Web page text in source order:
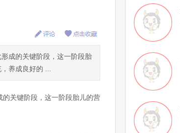
成的关键阶段，这一阶段胎
养成良好的 ...
关键阶段，这一阶段胎儿的营